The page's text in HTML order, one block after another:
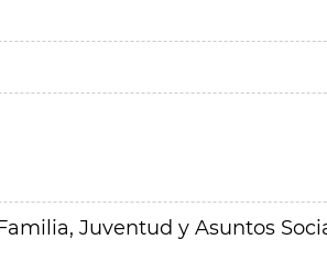
Juventud y Asuntos